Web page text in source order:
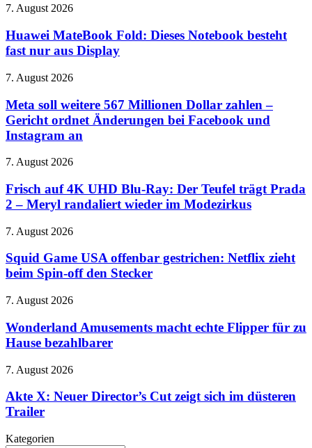
22.
Boll
seinen
Rächer
Amerika
Huawei
Fold:
Dieses
Notebook
fast
aus
Display
7. August 2026
Huawei MateBook Fold: Dieses Notebook besteht
fast nur aus Display
Meta
weitere
567
Millionen
Dollar
–
ordnet
Änderungen
Facebook
Instagram
an
7. August 2026
Meta soll weitere 567 Millionen Dollar zahlen –
Gericht ordnet Änderungen bei Facebook und
Instagram an
Frisch
4K
UHD
Blu-
Der
trägt
Prada
–
randaliert
wieder
im
7. August 2026
Frisch auf 4K UHD Blu-Ray: Der Teufel trägt Prada
2 – Meryl randaliert wieder im Modezirkus
Squid
USA
offenbar
gestrichen:
zieht
Spin-
off
Stecker
7. August 2026
Squid Game USA offenbar gestrichen: Netflix zieht
beim Spin-off den Stecker
Wonderland
macht
echte
Flipper
zu
bezahlbarer
7. August 2026
Wonderland Amusements macht echte Flipper für zu
Hause bezahlbarer
Akte
Neuer
Director’s
Cut
sich
7. August 2026
Akte X: Neuer Director’s Cut zeigt sich im düsteren
Trailer
Kategorien